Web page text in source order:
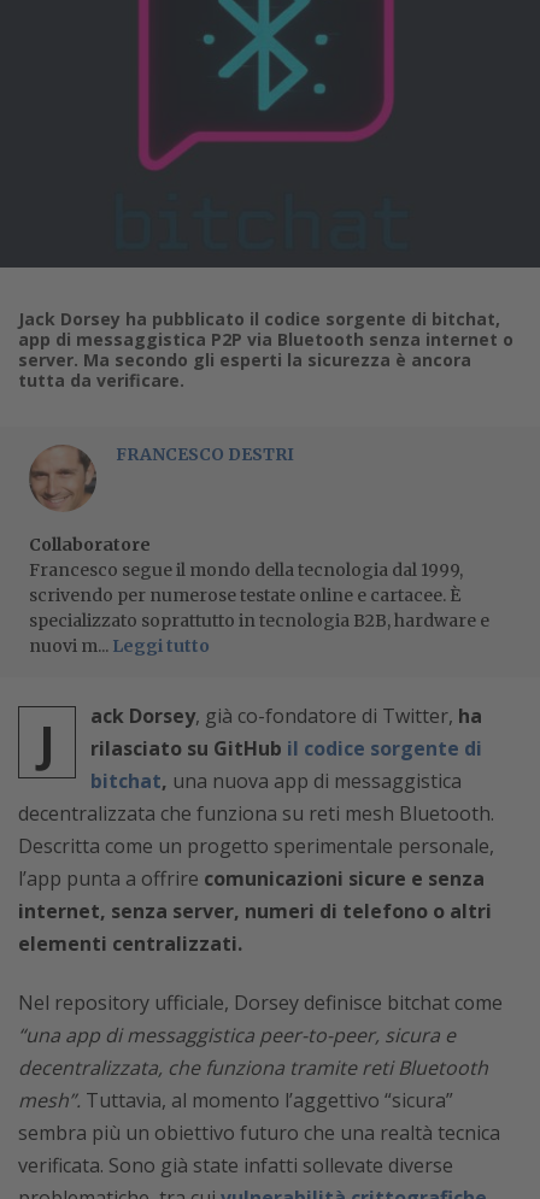
Jack Dorsey ha pubblicato il codice sorgente di bitchat,
app di messaggistica P2P via Bluetooth senza internet o
server. Ma secondo gli esperti la sicurezza è ancora
tutta da verificare.
FRANCESCO DESTRI
Collaboratore
Francesco segue il mondo della tecnologia dal 1999,
scrivendo per numerose testate online e cartacee. È
specializzato soprattutto in tecnologia B2B, hardware e
nuovi m... Leggi tutto
J ack Dorsey, già co-fondatore di Twitter, ha
rilasciato su GitHub il codice sorgente di
bitchat, una nuova app di messaggistica
decentralizzata che funziona su reti mesh Bluetooth.
Descritta come un progetto sperimentale personale,
l’app punta a offrire comunicazioni sicure e senza
internet, senza server, numeri di telefono o altri
elementi centralizzati.
Nel repository ufficiale, Dorsey definisce bitchat come
“una app di messaggistica peer-to-peer, sicura e
decentralizzata, che funziona tramite reti Bluetooth
mesh”. Tuttavia, al momento l’aggettivo “sicura”
sembra più un obiettivo futuro che una realtà tecnica
verificata. Sono già state infatti sollevate diverse